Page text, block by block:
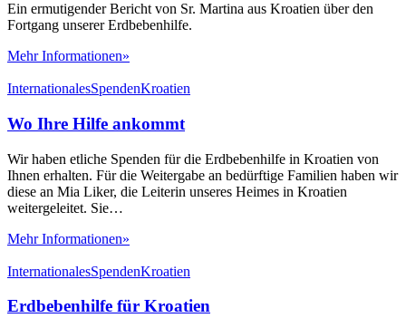
Ein ermutigender Bericht von Sr. Martina aus Kroatien über den
Fortgang unserer Erdbebenhilfe.
Mehr Informationen»
InternationalesSpendenKroatien
Wo Ihre Hilfe ankommt
Wir haben etliche Spenden für die Erdbebenhilfe in Kroatien von
Ihnen erhalten. Für die Weitergabe an bedürftige Familien haben wir
diese an Mia Liker, die Leiterin unseres Heimes in Kroatien
weitergeleitet. Sie…
Mehr Informationen»
InternationalesSpendenKroatien
Erdbebenhilfe für Kroatien